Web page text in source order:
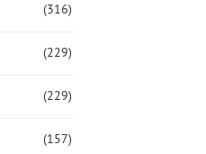
(316)
(229)
(229)
(157)